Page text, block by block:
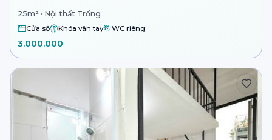
25m² · Nội thất Trống
Cửa sổ Khóa vân tay WC riêng
3.000.000